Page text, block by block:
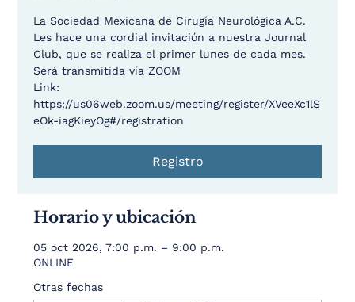
La Sociedad Mexicana de Cirugía Neurológica A.C.
Les hace una cordial invitación a nuestra Journal
Club, que se realiza el primer lunes de cada mes.
Será transmitida vía ZOOM
Link:
https://us06web.zoom.us/meeting/register/XVeeXc1lS
eOk-iagKieyOg#/registration
Registro
Horario y ubicación
05 oct 2026, 7:00 p.m. – 9:00 p.m.
ONLINE
Otras fechas